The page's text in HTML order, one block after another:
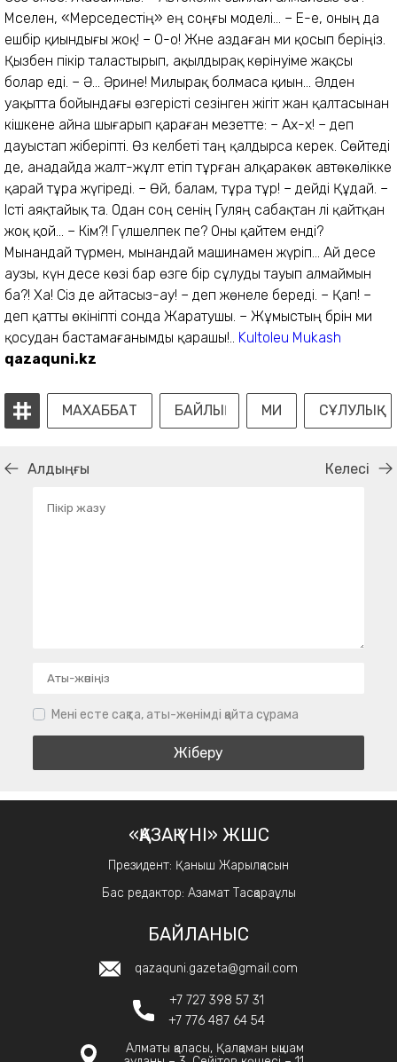
Мәселен, «Мерседестің» ең соңғы моделі... – Е-е, оның да
ешбір қиындығы жоқ! – О-о! Және аздаған ми қосып беріңіз.
Қызбен пікір таластырып, ақылдырақ көрінуіме жақсы
болар еді. – Ә... Әрине! Милырақ болмаса қиын... Әлден
уақытта бойындағы өзгерісті сезінген жігіт жан қалтасынан
кішкене айна шығарып қараған мезетте: – Ах-х! – деп
дауыстап жіберіпті. Өз келбеті таң қалдырса керек. Сөйтеді
де, анадайда жалт-жұлт етіп тұрған алқаракөк автөкөлікке
қарай тұра жүгіреді. – Өй, балам, тұра тұр! – дейді Құдай. –
Істі аяқтайық та. Одан соң сенің Гуляң сабақтан әлі қайтқан
жоқ қой... – Кім?! Гүлшелпек пе? Оны қайтем енді?
Мынандай түрмен, мынандай машинамен жүріп... Ай десе
аузы, күн десе көзі бар өзге бір сұлуды тауып алмаймын
ба?! Ха! Сіз де айтасыз-ау! – деп жөнеле береді. – Қап! –
деп қатты өкініпті сонда Жаратушы. – Жұмыстың бәрін ми
қосудан бастамағанымды қарашы!..
Kultoleu Mukash
qazaquni.kz
МАХАББАТ БАЙЛЫҚ МИ СҰЛУЛЫҚ
Алдыңғы Келесі
Мені есте сақта, аты-жөнімді қайта сұрама
«ҚАЗАҚ ҮНІ» ЖШС
Президент: Қаныш Жарылқасын
Бас редактор: Азамат Тасқараұлы
БАЙЛАНЫС
qazaquni.gazeta@gmail.com
+7 727 398 57 31
+7 776 487 64 54
Алматы қаласы, Қалқаман ықшам